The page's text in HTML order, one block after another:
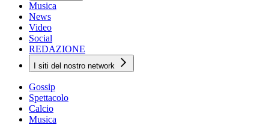
Musica
News
Video
Social
REDAZIONE
I siti del nostro network
Gossip
Spettacolo
Calcio
Musica